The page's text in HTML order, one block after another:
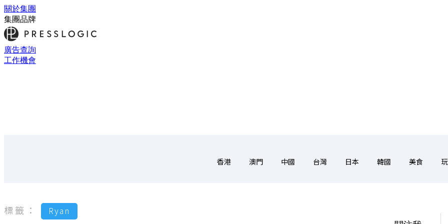
關於集團
集團品牌
廣告查詢
工作機會
香港 澳門 中國 台灣 日本 韓國 美食
標籤： Ryan